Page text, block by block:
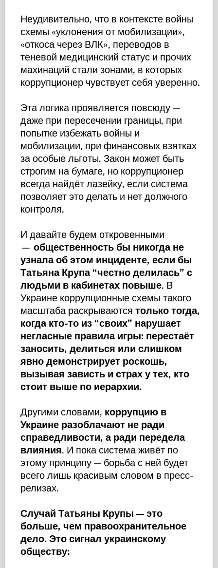
Неудивительно, что в контексте войны
схемы «уклонения от мобилизации»,
«откоса через ВЛК», переводов в
теневой медицинский статус и прочих
махинаций стали зонами, в которых
коррупционер чувствует себя уверенно.
Эта логика проявляется повсюду —
даже при пересечении границы, при
попытке избежать войны и
мобилизации, при финансовых взятках
за особые льготы. Закон может быть
строгим на бумаге, но коррупционер
всегда найдёт лазейку, если система
позволяет это делать и нет должного
контроля.
И давайте будем откровенными
—общественность бы никогда не
узнала об этом инциденте, если бы
Татьяна Крупа “честно делилась” с
людьми в кабинетах повыше. В
Украине коррупционные схемы такого
масштаба раскрываютсятолько тогда,
когда кто-то из “своих” нарушает
негласные правила игры: перестаёт
заносить, делиться или слишком
явно демонстрирует роскошь,
вызывая зависть и страх у тех, кто
стоит выше по иерархии.
Другими словами, коррупцию в
Украине разоблачают не ради
справедливости, а ради передела
влияния. И пока система живёт по
этому принципу — борьба с ней будет
всего лишь красивым словом в пресс-
релизах.
Случай Татьяны Крупы — это
больше, чем правоохранительное
дело. Это сигнал украинскому
обществу: